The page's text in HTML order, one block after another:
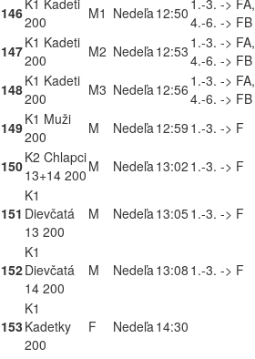
146K1 Kadeti
200
M1 Nedeľa12:50 1.-3. -> FA,
4.-6. -> FB
147K1 Kadeti
200
M2 Nedeľa12:53 1.-3. -> FA,
4.-6. -> FB
148K1 Kadeti
200
M3 Nedeľa12:56 1.-3. -> FA,
4.-6. -> FB
149K1 Muži
200
M Nedeľa12:59 1.-3. -> F
150K2 Chlapci
13+14 200 M Nedeľa13:02 1.-3. -> F
151
K1
Dievčatá
13 200
M Nedeľa13:051.-3. -> F
152
K1
Dievčatá
14 200
M Nedeľa13:08 1.-3. -> F
153
K1
Kadetky
200
F Nedeľa14:30